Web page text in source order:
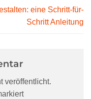
eine Schritt-für-
Schritt Anleitung
veröffentlicht.